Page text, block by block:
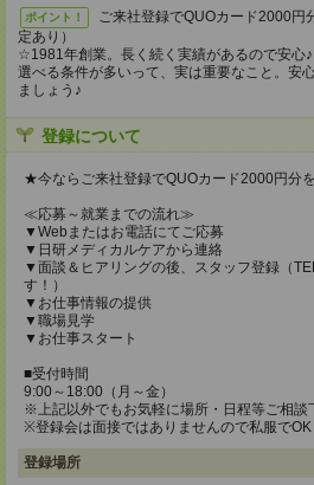
ポイント！
ご来社登録でQUOカード2000円
定あり）
☆1981年創業。長く続く実績があるので安心♪
選べる条件が多いって、実は重要なこと。安
ましょう♪
登録について
★今ならご来社登録でQUOカード2000円分
≪応募～就業までの流れ≫
▼Webまたはお電話にてご応募
▼日研メディカルケアから連絡
▼面談＆ヒアリングの後、スタッフ登録（
す！）
▼お仕事情報の提供
▼職場見学
▼お仕事スタート
■受付時間
9:00～18:00（月～金）
※上記以外でもお気軽に場所・日程等ご相談
※登録会は面接ではありませんので私服でOK
登録場所